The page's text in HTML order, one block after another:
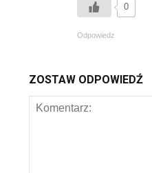
0
Odpowiedz
ZOSTAW ODPOWIEDŹ